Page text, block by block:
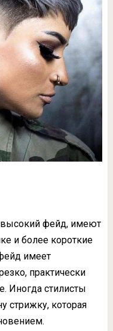
высокий фейд, имеют
и более короткие
имеет
практически
Иногда стилисты
стрижку, которая